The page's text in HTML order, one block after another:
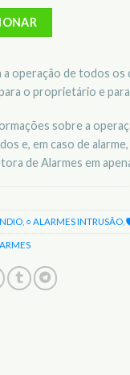
Segurança AJAX HUB2
operação de todos
o proprietário e
sobre a
e, em caso de
de Alarmes em
○ ALARMES INTRUSÃO